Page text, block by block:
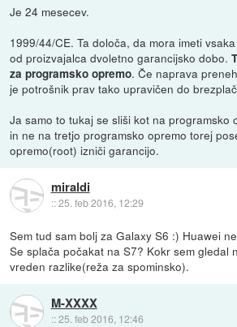
Je 24 mesecev.
1999/44/CE. Ta določa, da mora imeti
od proizvajalca dvoletno garancijsko dobo.
za programsko opremo. Če naprava
je potrošnik prav tako upravičen do
Ja samo to tukaj se sliši kot na programsko
in ne na tretjo programsko opremo torej
opremo(root) izniči garancijo.
miraldi
::25. feb 2016, 12:29
Sem tud sam bolj za Galaxy S6 :) Huawei
Se splača počakat na S7? Kokr sem gledal
vreden razlike(reža za spominsko).
M-XXXX
::25. feb 2016, 12:46